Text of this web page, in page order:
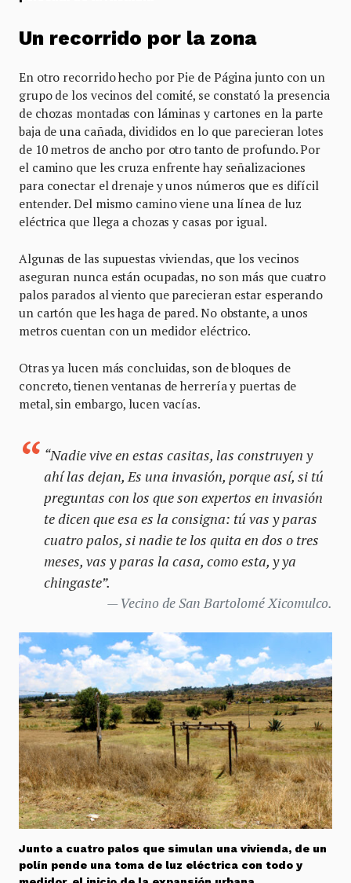
Un recorrido por la zona
En otro recorrido hecho por Pie de Página junto con un
grupo de los vecinos del comité, se constató la presencia
de chozas montadas con láminas y cartones en la parte
baja de una cañada, divididos en lo que parecieran lotes
de 10 metros de ancho por otro tanto de profundo. Por
el camino que les cruza enfrente hay señalizaciones
para conectar el drenaje y unos números que es difícil
entender. Del mismo camino viene una línea de luz
eléctrica que llega a chozas y casas por igual.
Algunas de las supuestas viviendas, que los vecinos
aseguran nunca están ocupadas, no son más que cuatro
palos parados al viento que parecieran estar esperando
un cartón que les haga de pared. No obstante, a unos
metros cuentan con un medidor eléctrico.
Otras ya lucen más concluidas, son de bloques de
concreto, tienen ventanas de herrería y puertas de
metal, sin embargo, lucen vacías.
“Nadie vive en estas casitas, las construyen y
ahí las dejan, Es una invasión, porque así, si tú
preguntas con los que son expertos en invasión
te dicen que esa es la consigna: tú vas y paras
cuatro palos, si nadie te los quita en dos o tres
meses, vas y paras la casa, como esta, y ya
chingaste”.
Vecino de San Bartolomé Xicomulco.
Junto a cuatro palos que simulan una vivienda, de un
polín pende una toma de luz eléctrica con todo y